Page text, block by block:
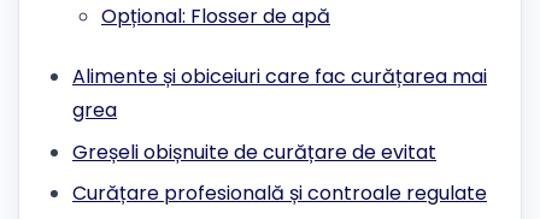
Opțional: Flosser de apă
Alimente și obiceiuri care fac curățarea mai
grea
Greșeli obișnuite de curățare de evitat
Curățare profesională și controale regulate